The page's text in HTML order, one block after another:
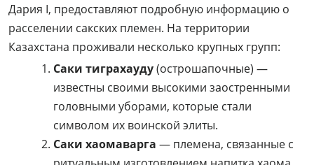
Дария I, предоставляют подробную информацию о
расселении сакских племен. На территории
Казахстана проживали несколько крупных групп:
Саки тиграхауду(острошапочные) —
известны своими высокими заостренными
головными уборами, которые стали
символом их воинской элиты.
Саки хаомаварга — племена, связанные с